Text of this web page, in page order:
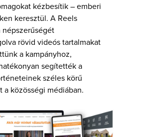
kézbesítik – emberi
keresztül. A Reels
népszerűségét
rövid videós tartalmakat
a kampányhoz,
segítették a
széles körű
a közösségi médiában.